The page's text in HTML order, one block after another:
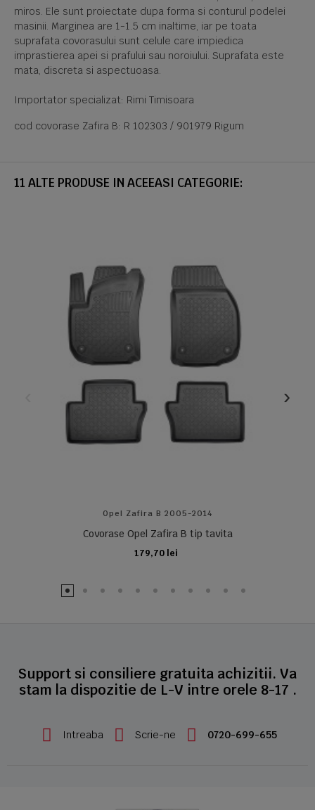
miros. Ele sunt proiectate dupa forma si conturul podelei
masinii. Marginea are 1-1.5 cm inaltime, iar pe toata
suprafata covorasului sunt celule care impiedica
imprastierea apei si prafului sau noroiului. Suprafata este
mata, discreta si aspectuoasa.
Importator specializat: Rimi Timisoara
cod covorase Zafira B: R 102303 / 901979 Rigum
11 ALTE PRODUSE IN ACEEASI CATEGORIE:
Opel Zafira B 2005-2014
Covorase Opel Zafira B tip tavita
179,70 lei
ADAUGA IN COS
Support si consiliere gratuita achizitii. Va
stam la dispozitie de L-V intre orele 8-17 .
Intreaba Scrie-ne 0720-699-655